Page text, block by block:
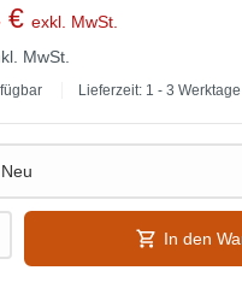
€ exkl. MwSt.
MwSt.
Lieferzeit: 1 - 3 Werktage
In den